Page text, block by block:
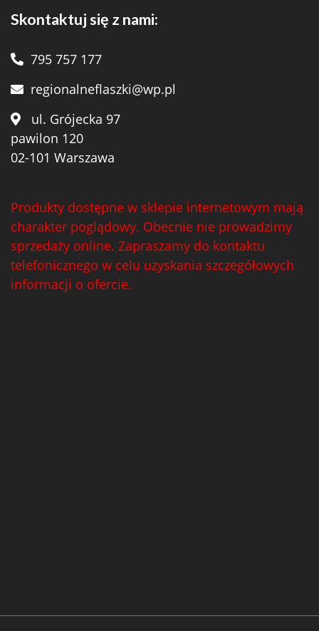
Skontaktuj się z nami:
795 757 177
regionalneflaszki@wp.pl
ul. Grójecka 97
pawilon 120
02-101 Warszawa
Produkty dostępne w sklepie internetowym mają
charakter poglądowy. Obecnie nie prowadzimy
sprzedaży online. Zapraszamy do kontaktu
telefonicznego w celu uzyskania szczegółowych
informacji o ofercie.